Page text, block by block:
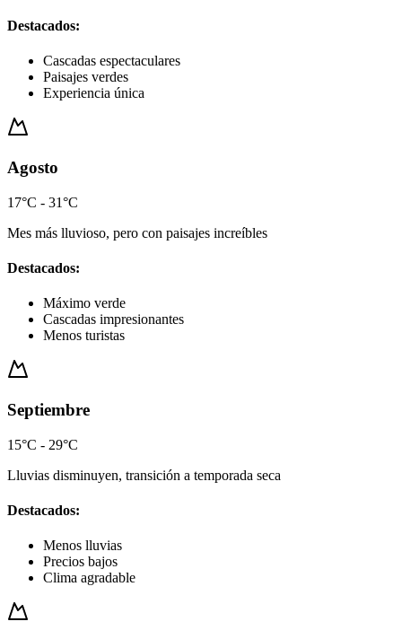
Destacados:
Cascadas espectaculares
Paisajes verdes
Experiencia única
Agosto
17°C - 31°C
Mes más lluvioso, pero con paisajes increíbles
Destacados:
Máximo verde
Cascadas impresionantes
Menos turistas
Septiembre
15°C - 29°C
Lluvias disminuyen, transición a temporada seca
Destacados:
Menos lluvias
Precios bajos
Clima agradable